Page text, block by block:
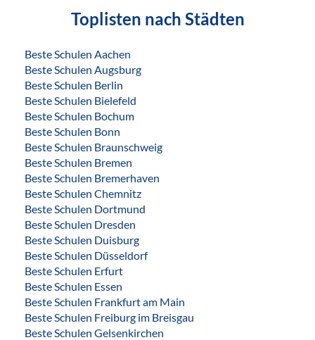
Toplisten nach Städten
Beste Schulen Aachen
Beste Schulen Augsburg
Beste Schulen Berlin
Beste Schulen Bielefeld
Beste Schulen Bochum
Beste Schulen Bonn
Beste Schulen Braunschweig
Beste Schulen Bremen
Beste Schulen Bremerhaven
Beste Schulen Chemnitz
Beste Schulen Dortmund
Beste Schulen Dresden
Beste Schulen Duisburg
Beste Schulen Düsseldorf
Beste Schulen Erfurt
Beste Schulen Essen
Beste Schulen Frankfurt am Main
Beste Schulen Freiburg im Breisgau
Beste Schulen Gelsenkirchen